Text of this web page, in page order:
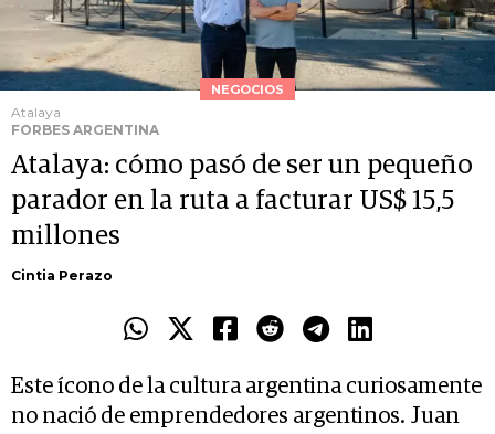
NEGOCIOS
Atalaya
FORBES ARGENTINA
Atalaya: cómo pasó de ser un pequeño
parador en la ruta a facturar US$ 15,5
millones
Cintia Perazo
Este ícono de la cultura argentina curiosamente
no nació de emprendedores argentinos. Juan